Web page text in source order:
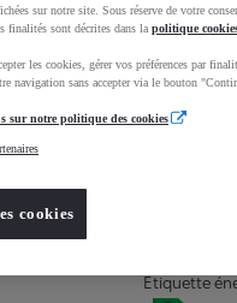
Services
Occasions
Étiquette
sur notre site. Sous réserve de votre
finalités sont décrites dans la politique
les cookies, gérer vos préférences par
navigation sans accepter via le bouton
sur notre politique des cookies
cookies